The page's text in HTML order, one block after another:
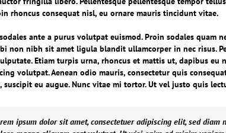
rhoncus consequat nisl, eu ornare mauris tincidunt vitae.
ante a purus volutpat euismod. Proin sodales quam
non nibh sit amet ligula blandit ullamcorper in nec risus.
Etiam turpis urna, rhoncus et mattis ut, dapibus eu
volutpat. Aenean odio mauris, consectetur quis
suscipit eu augue. Nunc vitae mi tortor. Ut vel justo quis
ipsum dolor sit amet, consectetuer adipiscing elit, sed diam